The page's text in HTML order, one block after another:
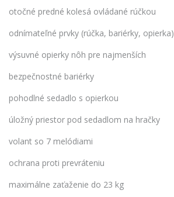
otočné predné kolesá ovládané rúčkou
odnímateľné prvky (rúčka, bariérky, opierka)
výsuvné opierky nôh pre najmenších
bezpečnostné bariérky
pohodlné sedadlo s opierkou
úložný priestor pod sedadlom na hračky
volant so 7 melódiami
ochrana proti prevráteniu
maximálne zaťaženie do 23 kg